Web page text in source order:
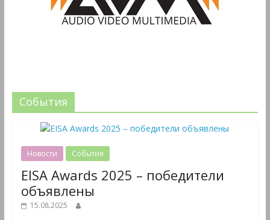
События
Новости События
EISA Awards 2025 – победители
объявлены
15.08.2025